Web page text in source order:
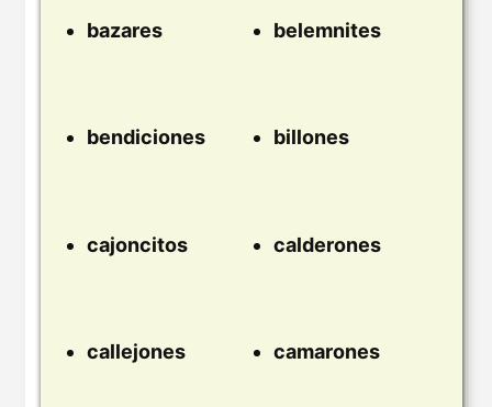
bazares belemnites
bendiciones billones
cajoncitos calderones
callejones camarones